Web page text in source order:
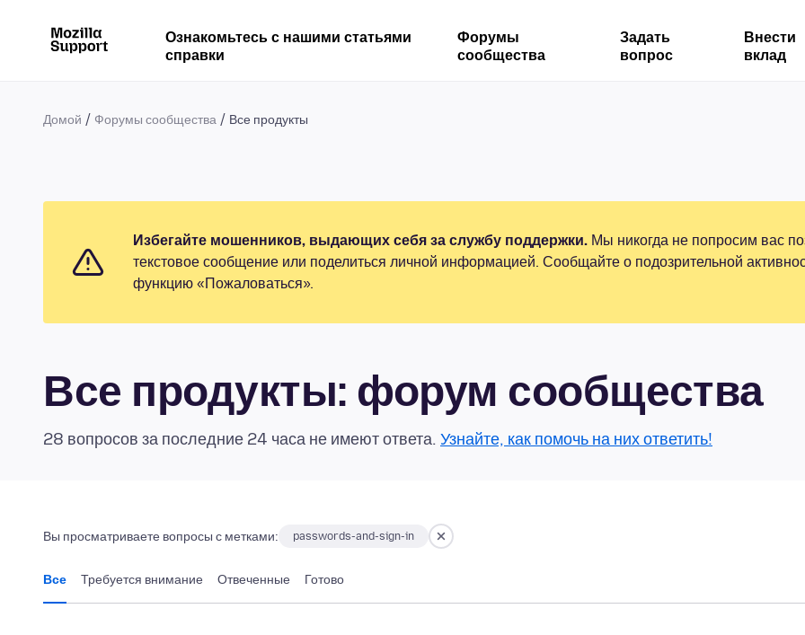
Ознакомьтесь с нашими статьями
справки
Форумы
сообщества
Задать
вопрос
Внести
вклад
Домой Форумы сообщества Все продукты
Избегайте мошенников, выдающих себя за службу поддержки. Мы никогда не попросим вас
текстовое сообщение или поделиться личной информацией. Сообщайте о подозрительной
функцию «Пожаловаться».
Все продукты: форум сообщества
28 вопросов за последние 24 часа не имеют ответа. Узнайте, как помочь на них ответить!
Вы просматриваете вопросы с метками: passwords-and-sign-in
Все Требуется внимание Отвеченные Готово